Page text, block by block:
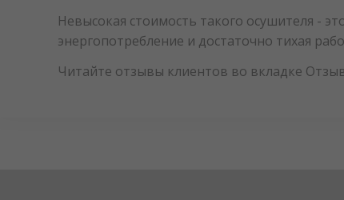
Невысокая стоимость такого осушителя -
энергопотребление и достаточно тихая
Читайте отзывы клиентов во вкладке